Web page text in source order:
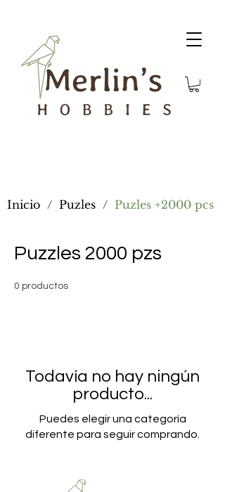
Inicio / Puzles / Puzles +2000 pcs
Puzzles 2000 pzs
0 productos
Todavía no hay ningún
producto...
Puedes elegir una categoría
diferente para seguir comprando.